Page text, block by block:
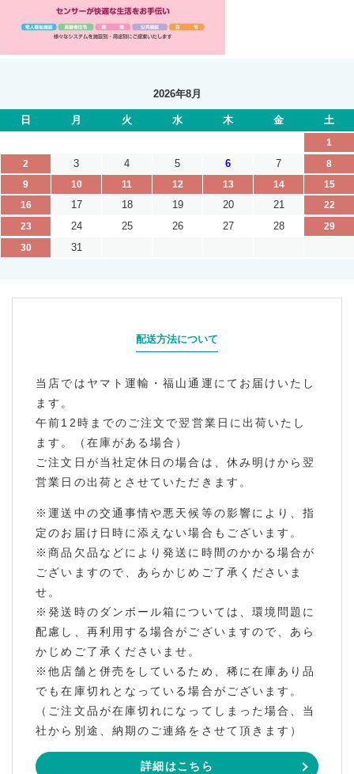
2026年8月
日 月 火 水 木 金 土
1
2
3 4 5 6 7
8
9
10 11 12 13 14
15
16
17 18 19 20 21
22
23
24 25 26 27 28
29
30
31
配送方法について
当店ではヤマト運輸・福山通運にてお届けいたし
ます。
午前12時までのご注文で翌営業日に出荷いたし
ます。（在庫がある場合）
ご注文日が当社定休日の場合は、休み明けから翌
営業日の出荷とさせていただきます。
※運送中の交通事情や悪天候等の影響により、指
定のお届け日時に添えない場合もございます。
※商品欠品などにより発送に時間のかかる場合が
ございますので、あらかじめご了承くださいま
せ。
※発送時のダンボール箱については、環境問題に
配慮し、再利用する場合がございますので、あら
かじめご了承くださいませ。
※他店舗と併売をしているため、稀に在庫あり品
でも在庫切れとなっている場合がございます。
（ご注文品が在庫切れになってしまった場合、当
社から別途、納期のご連絡をさせて頂きます）
詳細はこちら